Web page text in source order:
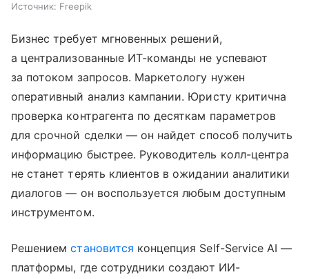
Источник: Freepik
Бизнес требует мгновенных решений,
а централизованные ИТ-команды не успевают
за потоком запросов. Маркетологу нужен
оперативный анализ кампании. Юристу критична
проверка контрагента по десяткам параметров
для срочной сделки — он найдет способ получить
информацию быстрее. Руководитель колл-центра
не станет терять клиентов в ожидании аналитики
диалогов — он воспользуется любым доступным
инструментом.
Решениемстановится концепция Self-Service AI —
платформы, где сотрудники создают ИИ-